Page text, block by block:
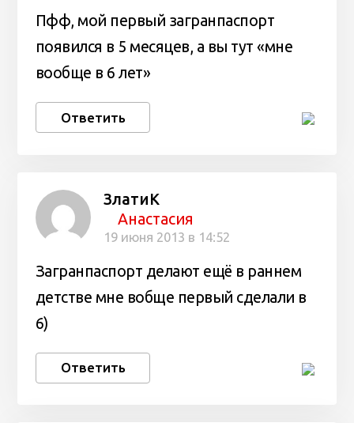
Пфф, мой первый загранпаспорт
появился в 5 месяцев, а вы тут «мне
вообще в 6 лет»
Ответить
ЗлатиК
Анастасия
19 июня 2013 в 14:52
Загранпаспорт делают ещё в раннем
детстве мне вобще первый сделали в
6)
Ответить